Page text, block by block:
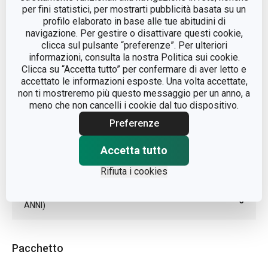
per fini statistici, per mostrarti pubblicità basata su un
profilo elaborato in base alle tue abitudini di
navigazione. Per gestire o disattivare questi cookie,
clicca sul pulsante “preferenze”. Per ulteriori
informazioni, consulta la nostra Politica sui cookie.
Clicca su “Accetta tutto” per confermare di aver letto e
accettato le informazioni esposte. Una volta accettate,
non ti mostreremo più questo messaggio per un anno, a
meno che non cancelli i cookie dal tuo dispositivo.
Preferenze
Accetta tutto
Rifiuta i cookies
LINEA DI PRODOTTO DELÍCIA
MATERIALE plastica
TIPO affettatore
COLORE Giallo
LAVAGGIO IN LAVASTOVIGLIE
8592973122893
ANNI)
3
Pacchetto